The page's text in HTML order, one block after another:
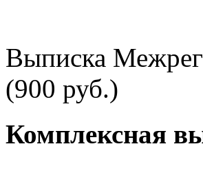
Выписка
(900 руб.)
Комплексная